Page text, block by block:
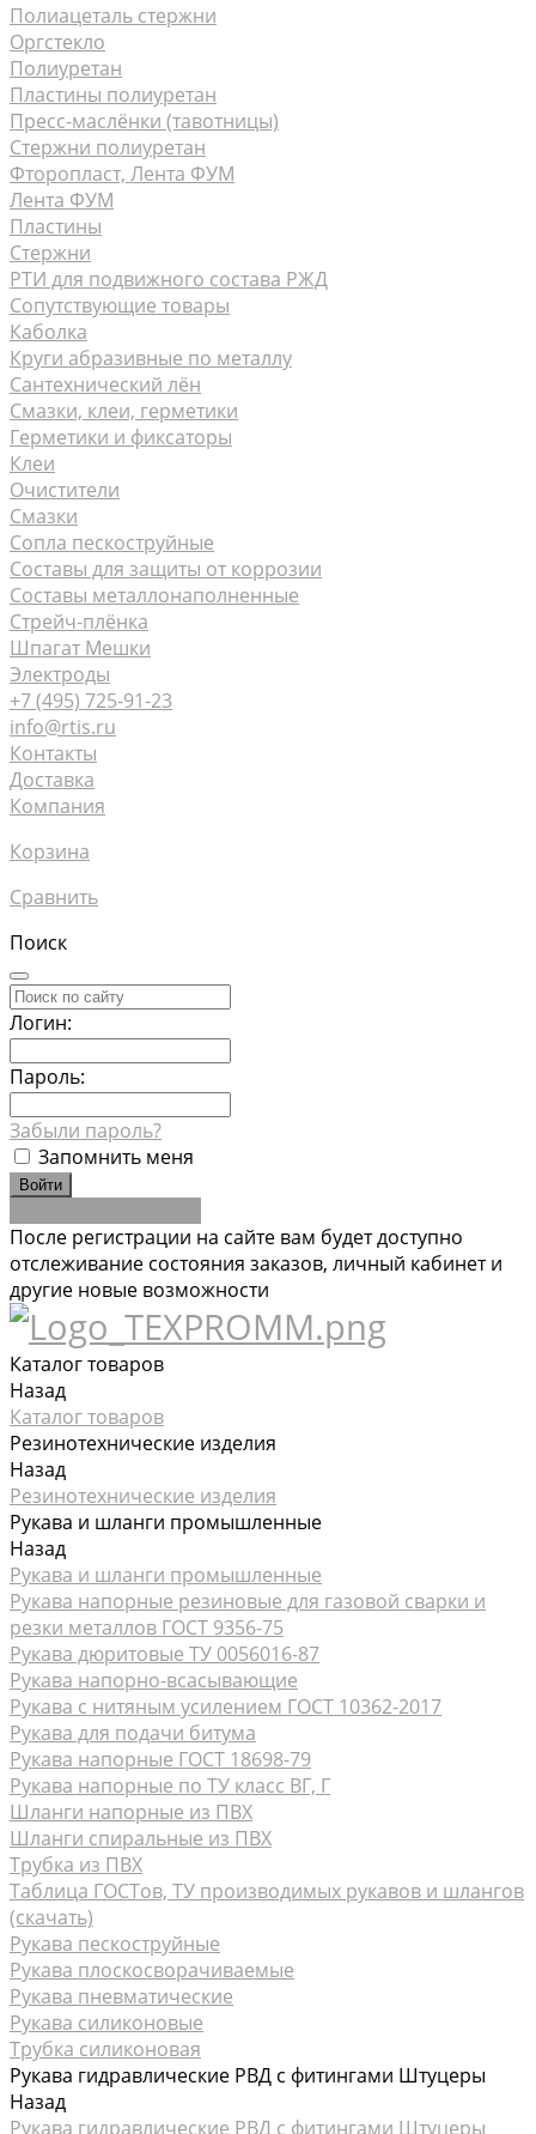
Полиацеталь стержни
Оргстекло
Полиуретан
Пластины полиуретан
Пресс-маслёнки (тавотницы)
Стержни полиуретан
Фторопласт, Лента ФУМ
Лента ФУМ
Пластины
Стержни
РТИ для подвижного состава РЖД
Сопутствующие товары
Каболка
Круги абразивные по металлу
Сантехнический лён
Смазки, клеи, герметики
Герметики и фиксаторы
Клеи
Очистители
Смазки
Сопла пескоструйные
Составы для защиты от коррозии
Составы металлонаполненные
Стрейч-плёнка
Шпагат Мешки
Электроды
+7 (495) 725-91-23
info@rtis.ru
Контакты
Доставка
Компания
Корзина
Сравнить
Поиск
Логин:
Пароль:
Забыли пароль?
Запомнить меня
После регистрации на сайте вам будет доступно
отслеживание состояния заказов, личный кабинет и
другие новые возможности
Каталог товаров
Назад
Каталог товаров
Резинотехнические изделия
Назад
Резинотехнические изделия
Рукава и шланги промышленные
Назад
Рукава и шланги промышленные
Рукава напорные резиновые для газовой сварки и
резки металлов ГОСТ 9356-75
Рукава дюритовые ТУ 0056016-87
Рукава нaпорно-всасывающие
Рукава с нитяным усилением ГОСТ 10362-2017
Рукава для подачи битума
Рукава напорные ГОСТ 18698-79
Рукава напорные по ТУ класс ВГ, Г
Шланги напорные из ПВХ
Шланги спиральные из ПВХ
Трубка из ПВХ
Таблица ГОСТов, ТУ производимых рукавов и шлангов
(скачать)
Рукава пескоструйные
Рукава плоскосворачиваемые
Рукава пневматические
Рукава силиконовые
Трубка силиконовая
Рукава гидравлические РВД с фитингами Штуцеры
Назад
Рукава гидравлические РВД с фитингами Штуцеры